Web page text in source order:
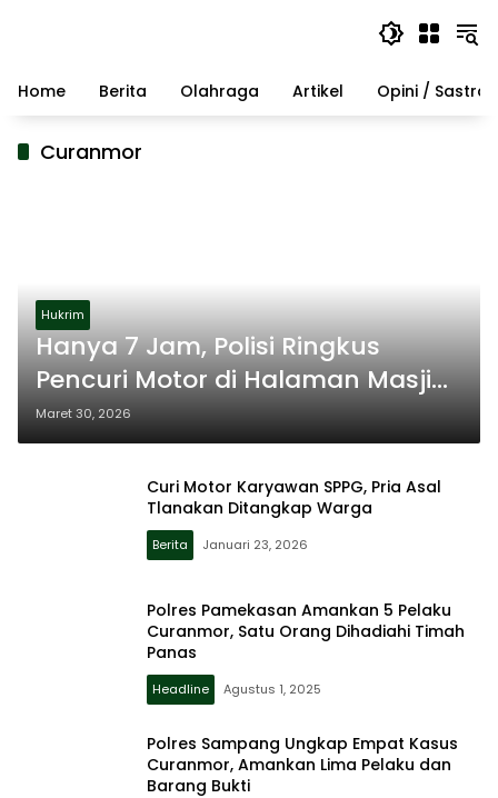
Home
Berita Olahraga Artikel Opini / Sastra
Curanmor
Hukrim
Hanya 7 Jam, Polisi Ringkus
Pencuri Motor di Halaman Masjid
Sampang
Maret 30, 2026
Curi Motor Karyawan SPPG, Pria Asal
Tlanakan Ditangkap Warga
Berita Januari 23, 2026
Polres Pamekasan Amankan 5 Pelaku
Curanmor, Satu Orang Dihadiahi Timah
Panas
Headline Agustus 1, 2025
Polres Sampang Ungkap Empat Kasus
Curanmor, Amankan Lima Pelaku dan
Barang Bukti